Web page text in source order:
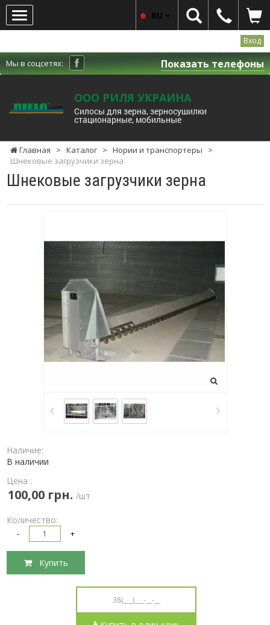
Вход
Мы в соцсетях: Показать телефоны
ООО РИЛЯ УКРАИНА
Силосы для зерна, зерносушилки
стационарные, мобильные
RU
Главная > Каталог > Нории и транспортеры
>
Шнековые загрузчики зерна
Шнековые загрузчики зерна
Наличие:
В наличии
Цена :
100,00 грн. /шт
Количество:
- +
Купить